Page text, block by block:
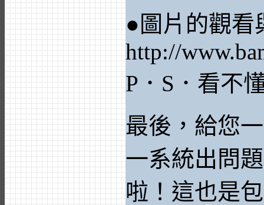
●圖片的觀看
http://
P．S．看不
最後，給您
一系統出問
啦！這也是